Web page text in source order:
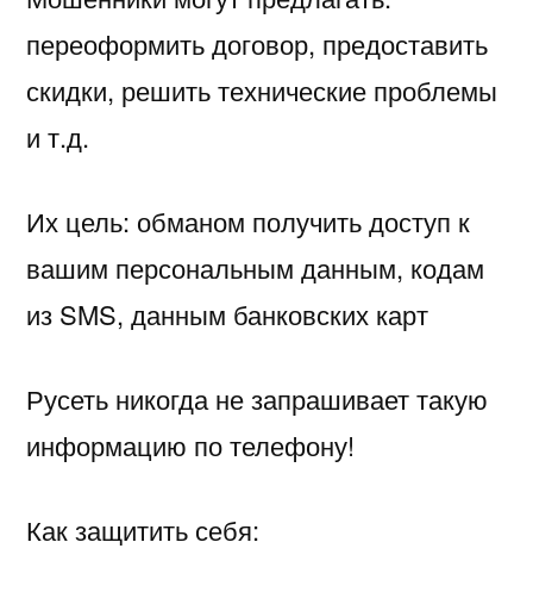
переоформить договор, предоставить
скидки, решить технические проблемы
и т.д.
Их цель: обманом получить доступ к
вашим персональным данным, кодам
из SMS, данным банковских карт
Русеть никогда не запрашивает такую
информацию по телефону!
Как защитить себя: